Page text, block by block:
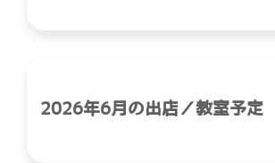
2026年6月の出店／教室予定